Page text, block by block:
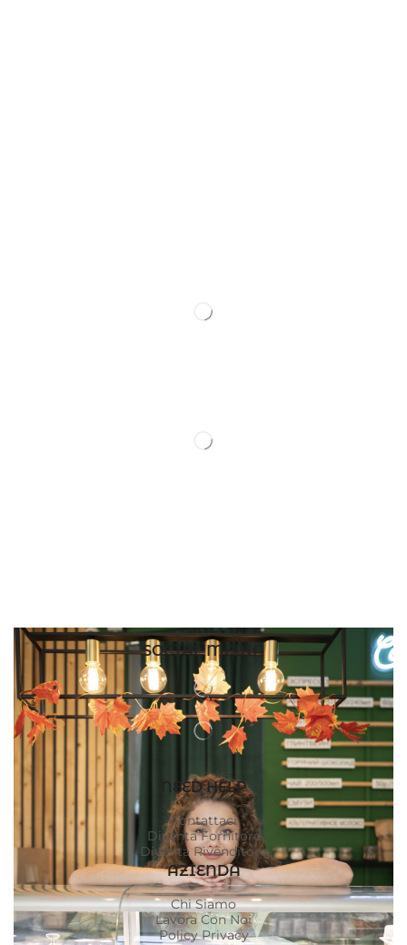
SOCIAL MEDIA
NEED HELP
Contattaci
Diventa Fornitore
Diventa Rivenditore
AZIENDA
Chi Siamo
Lavora Con Noi
Policy Privacy